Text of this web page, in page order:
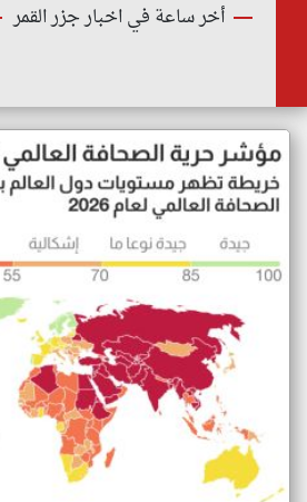
أخر ساعة في اخبار جزر القمر